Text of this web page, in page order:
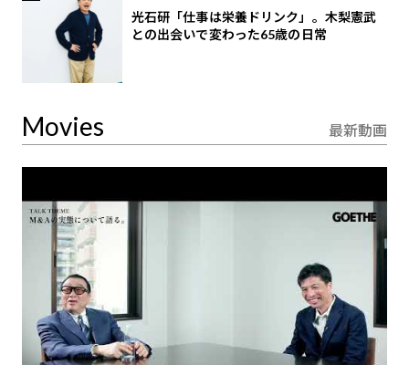
光石研「仕事は栄養ドリンク」。木梨憲武
との出会いで変わった65歳の日常
Movies 最新動画